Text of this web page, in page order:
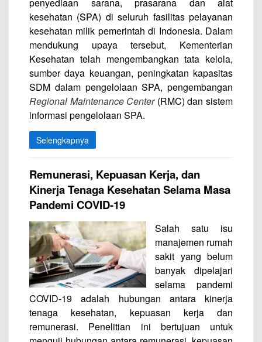
kesehatan (SPA) di seluruh fasilitas pelayanan
kesehatan milik pemerintah di Indonesia. Dalam
mendukung upaya tersebut, Kementerian
Kesehatan telah mengembangkan tata kelola,
sumber daya keuangan, peningkatan kapasitas
SDM dalam pengelolaan SPA, pengembangan
Regional Maintenance Center (RMC) dan sistem
informasi pengelolaan SPA.
Selengkapnya
Remunerasi, Kepuasan Kerja, dan
Kinerja Tenaga Kesehatan Selama Masa
Pandemi COVID-19
Salah satu isu
manajemen rumah
sakit yang belum
banyak dipelajari
selama pandemi
COVID-19 adalah hubungan antara kinerja
tenaga kesehatan, kepuasan kerja dan
remunerasi. Penelitian ini bertujuan untuk